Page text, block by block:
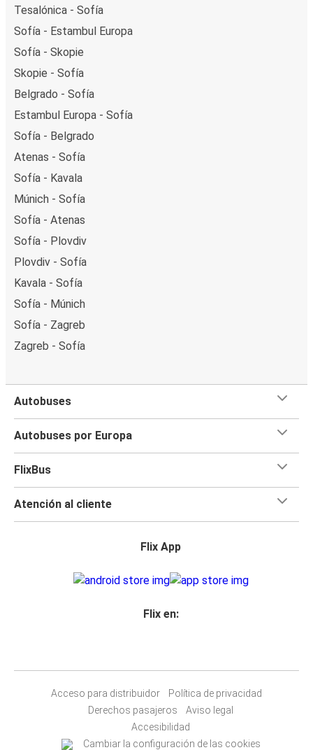
Tesalónica - Sofía
Sofía - Estambul Europa
Sofía - Skopie
Skopie - Sofía
Belgrado - Sofía
Estambul Europa - Sofía
Sofía - Belgrado
Atenas - Sofía
Sofía - Kavala
Múnich - Sofía
Sofía - Atenas
Sofía - Plovdiv
Plovdiv - Sofía
Kavala - Sofía
Sofía - Múnich
Sofía - Zagreb
Zagreb - Sofía
Autobuses
Autobuses por Europa
FlixBus
Atención al cliente
Flix App
Flix en:
Acceso para distribuidor
Política de privacidad
Derechos pasajeros
Aviso legal
Accesibilidad
Cambiar la configuración de las cookies